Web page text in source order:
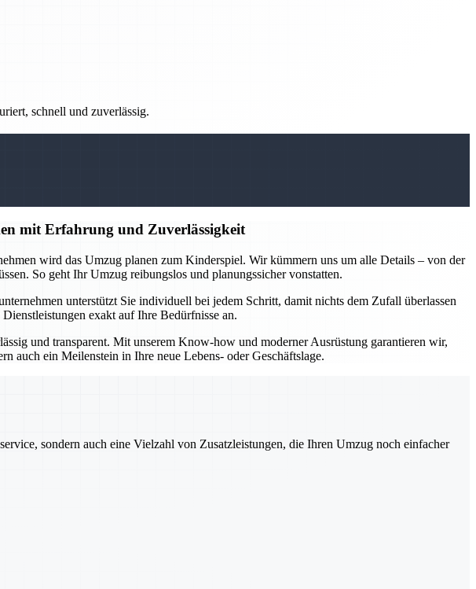
schnell und zuverlässig.
mit Erfahrung und Zuverlässigkeit
wird das Umzug planen zum Kinderspiel. Wir kümmern uns um alle Details – von der
So geht Ihr Umzug reibungslos und planungssicher vonstatten.
unterstützt Sie individuell bei jedem Schritt, damit nichts dem Zufall überlassen
exakt auf Ihre Bedürfnisse an.
und transparent. Mit unserem Know-how und moderner Ausrüstung garantieren wir,
auch ein Meilenstein in Ihre neue Lebens- oder Geschäftslage.
sondern auch eine Vielzahl von Zusatzleistungen, die Ihren Umzug noch einfacher